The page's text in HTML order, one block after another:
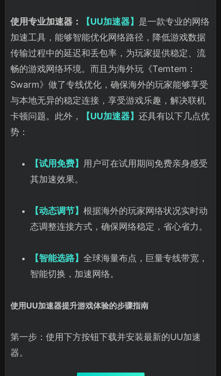
使用专业加速器： 【UU加速器】 是一款专业的网络
加速工具，能够智能优化网络路径，降低游戏数据
传输过程中的延迟和丢包率，为玩家提供稳定、流
畅的游戏网络环境。而且为海外玩《Temtem：
Swarm》做了专线优化，确保海外的玩家能够享受
与本地无异的稳定连接，享受游戏乐趣，解决联机
卡顿问题。此外，
【UU加速器】 还具有以下几点优
势：
【试用免费】 用户可在试用期间免费亲身感受
其加速效果。
【动态调节】 根据海外的玩家网络状况实时动
态调整连接方式，确保网络稳定，省心省力。
【智能选路】 全球海量布点，巨量专线带宽，
智能切换，加速网络。
使用UU加速器提升游戏体验的步骤指南
第一步：使用下方按钮下载并安装最新的UU加速
器。